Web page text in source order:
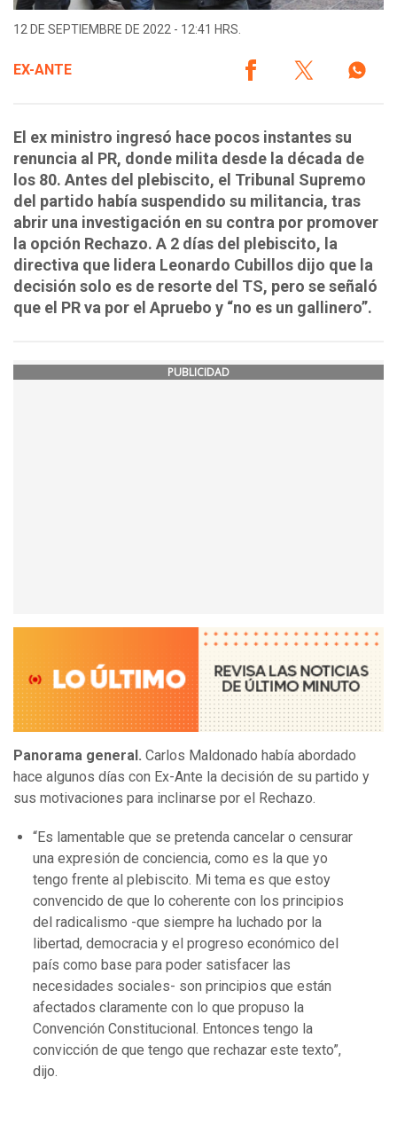
12 DE SEPTIEMBRE DE 2022 - 12:41 HRS.
EX-ANTE
El ex ministro ingresó hace pocos instantes su
renuncia al PR, donde milita desde la década de
los 80. Antes del plebiscito, el Tribunal Supremo
del partido había suspendido su militancia, tras
abrir una investigación en su contra por promover
la opción Rechazo. A 2 días del plebiscito, la
directiva que lidera Leonardo Cubillos dijo que la
decisión solo es de resorte del TS, pero se señaló
que el PR va por el Apruebo y “no es un gallinero”.
PUBLICIDAD
Panorama general. Carlos Maldonado había abordado
hace algunos días con Ex-Ante la decisión de su partido y
sus motivaciones para inclinarse por el Rechazo.
“Es lamentable que se pretenda cancelar o censurar
una expresión de conciencia, como es la que yo
tengo frente al plebiscito. Mi tema es que estoy
convencido de que lo coherente con los principios
del radicalismo -que siempre ha luchado por la
libertad, democracia y el progreso económico del
país como base para poder satisfacer las
necesidades sociales- son principios que están
afectados claramente con lo que propuso la
Convención Constitucional. Entonces tengo la
convicción de que tengo que rechazar este texto”,
dijo.